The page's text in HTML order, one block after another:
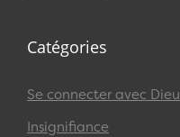
Catégories
Se connecter avec Dieu
Insignifiance